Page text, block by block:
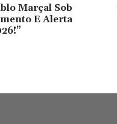
Marçal Sob
E Alerta